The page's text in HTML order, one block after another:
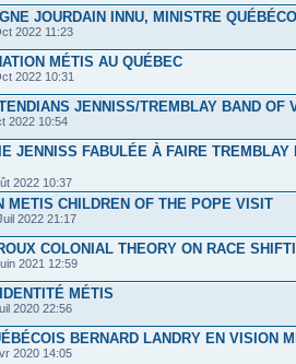
JOURDAIN INNU, MINISTRE
2022 11:23
MÉTIS AU QUÉBEC
2022 10:31
JENNISS/TREMBLAY BAND OF
2022 10:54
JENNISS FABULÉE À FAIRE TREMBLAY
2022 10:37
METIS CHILDREN OF THE POPE VISIT
2022 21:17
COLONIAL THEORY ON RACE
2021 12:59
MÉTIS
2020 22:56
BERNARD LANDRY EN VISION
2020 14:05